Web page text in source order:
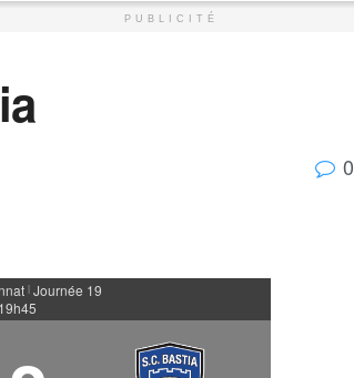
PUBLICITÉ
0
| Journée 19
19h45